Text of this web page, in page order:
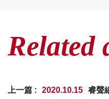
Related
上一篇 : 2020.10.15 睿聲